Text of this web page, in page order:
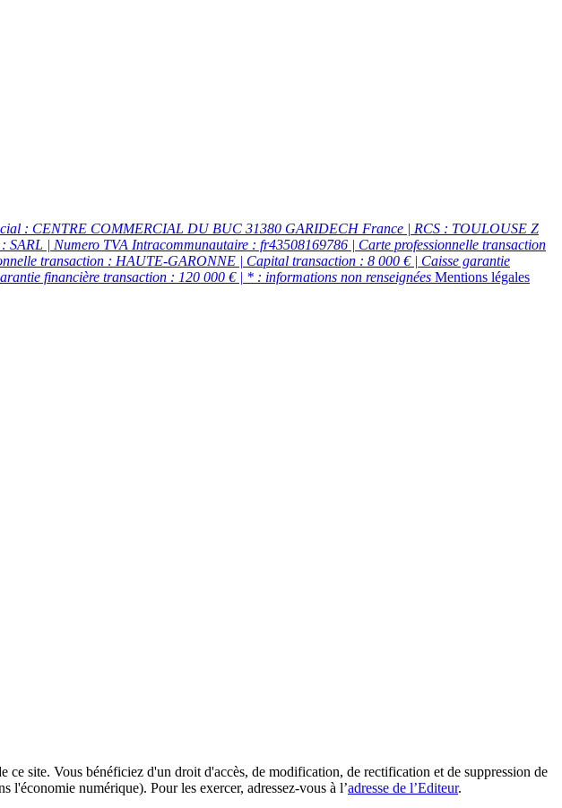
: CENTRE COMMERCIAL DU BUC 31380 GARIDECH France | RCS : TOULOUSE Z
| Numero TVA Intracommunautaire : fr43508169786 | Carte professionnelle transaction
transaction : HAUTE-GARONNE | Capital transaction : 8 000 € | Caisse garantie
financière transaction : 120 000 € | * : informations non renseignées Mentions légales
site. Vous bénéficiez d'un droit d'accès, de modification, de rectification et de suppression de
numérique). Pour les exercer, adressez-vous à l’adresse de l’Editeur.